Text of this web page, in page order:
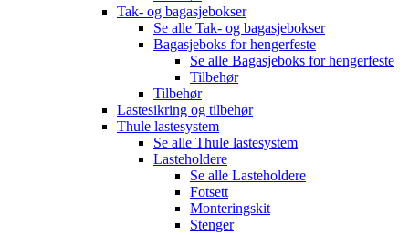
Tak- og bagasjebokser
Se alle Tak- og bagasjebokser
Bagasjeboks for hengerfeste
Se alle Bagasjeboks for hengerfeste
Tilbehør
Tilbehør
Lastesikring og tilbehør
Thule lastesystem
Se alle Thule lastesystem
Lasteholdere
Se alle Lasteholdere
Fotsett
Monteringskit
Stenger